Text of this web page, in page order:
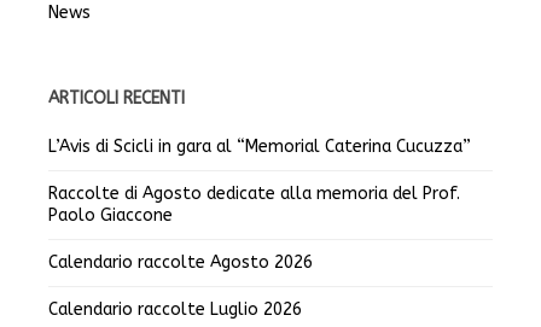
News
ARTICOLI RECENTI
L’Avis di Scicli in gara al “Memorial Caterina Cucuzza”
Raccolte di Agosto dedicate alla memoria del Prof.
Paolo Giaccone
Calendario raccolte Agosto 2026
Calendario raccolte Luglio 2026